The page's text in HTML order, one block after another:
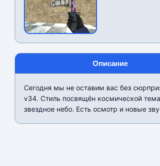
Описание
Сегодня мы не оставим вас без
v34. Стиль посвящён космической
звездное небо. Есть осмотр и новые